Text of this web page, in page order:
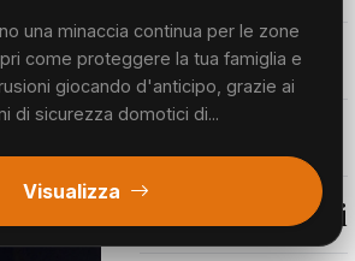
Meteo
Segnalazioni
2026 62 LETTURE 1 MIN DI LETTURA
una minaccia continua per le zone
come proteggere la tua famiglia e
giocando d'anticipo, grazie ai
di sicurezza domotici di...
Visualizza